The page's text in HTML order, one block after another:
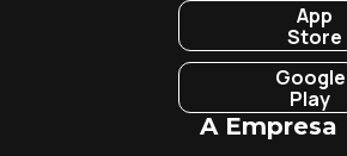
App
Store
Google
Play
A Empresa